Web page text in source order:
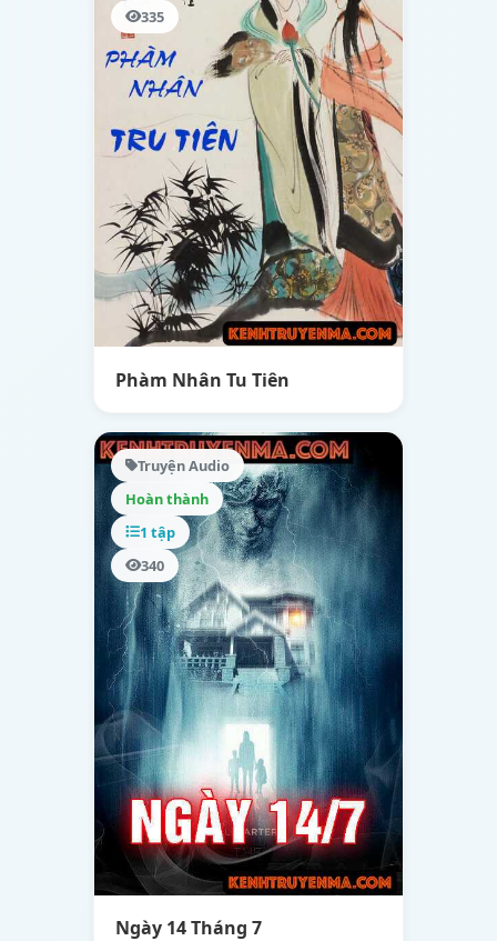
335
Phàm Nhân Tu Tiên
Truyện Audio
Hoàn thành
1 tập
340
Ngày 14 Tháng 7